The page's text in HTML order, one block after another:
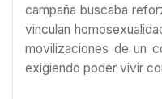
campaña buscaba
vinculan
movilizaciones de un
exigiendo poder vivir